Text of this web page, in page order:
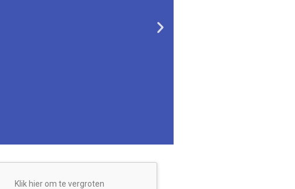
Klik hier om te vergroten